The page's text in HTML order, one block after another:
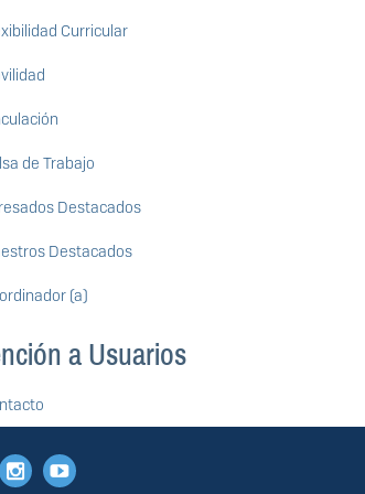
Curricular
de Trabajo
Destacados
Destacados
(a)
a Usuarios